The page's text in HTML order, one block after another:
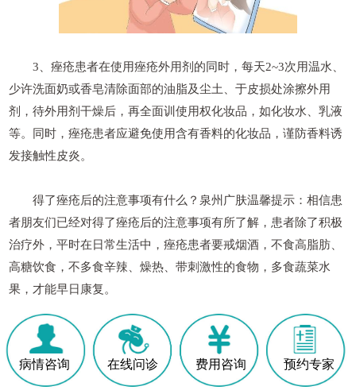
3、痤疮患者在使用痤疮外用剂的同时，每天2~3次用温水、
少许洗面奶或香皂清除面部的油脂及尘土、于皮损处涂擦外用
剂，待外用剂干燥后，再全面训使用权化妆品，如化妆水、乳液
等。同时，痤疮患者应避免使用含有香料的化妆品，谨防香料诱
发接触性皮炎。
得了痤疮后的注意事项有什么？泉州广肤温馨提示：相信患
者朋友们已经对得了痤疮后的注意事项有所了解，患者除了积极
治疗外，平时在日常生活中，痤疮患者要戒烟酒，不食高脂肪、
高糖饮食，不多食辛辣、燥热、带刺激性的食物，多食蔬菜水
果，才能早日康复。
病情咨询 在线问诊 费用咨询 预约专家